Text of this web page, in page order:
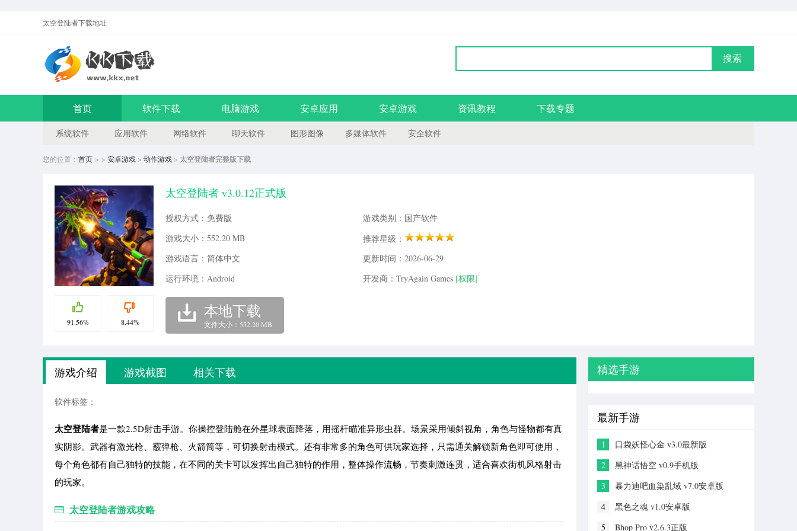
太空登陆者下载地址
搜索
首页 软件下载 电脑游戏 安卓应用 安卓游戏 资讯教程 下载专题
系统软件 应用软件 网络软件 聊天软件 图形图像 多媒体软件 安全软件
您的位置： 首页 > > 安卓游戏 > 动作游戏 > 太空登陆者完整版下载
91.56% 8.44%
太空登陆者 v3.0.12正式版
授权方式：免费版
游戏类别：国产软件
游戏大小：552.20 MB
推荐星级：
游戏语言：简体中文
更新时间：2026-06-29
运行环境：Android
开发商：TryAgain Games [权限]
本地下载
文件大小：552.20 MB
游戏介绍 游戏截图 相关下载
软件标签：
太空登陆者是一款2.5D射击手游。你操控登陆舱在外星球表面降落，用摇杆瞄准异形虫群。场景采用倾斜视角，角色与怪物都有真
实阴影。武器有激光枪、霰弹枪、火箭筒等，可切换射击模式。还有非常多的角色可供玩家选择，只需通关解锁新角色即可使用，
每个角色都有自己独特的技能，在不同的关卡可以发挥出自己独特的作用，整体操作流畅，节奏刺激连贯，适合喜欢街机风格射击
的玩家。
太空登陆者游戏攻略
精选手游
最新手游
1
口袋妖怪心金 v3.0最新版
2
黑神话悟空 v0.9手机版
3
暴力迪吧血染乱域 v7.0安卓版
4
黑色之魂 v1.0安卓版
5
Bhop Pro v2.6.3正版